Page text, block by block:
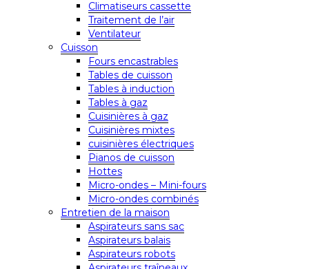
Climatiseurs cassette
Traitement de l’air
Ventilateur
Cuisson
Fours encastrables
Tables de cuisson
Tables à induction
Tables à gaz
Cuisinières à gaz
Cuisinières mixtes
cuisinières électriques
Pianos de cuisson
Hottes
Micro-ondes – Mini-fours
Micro-ondes combinés
Entretien de la maison
Aspirateurs sans sac
Aspirateurs balais
Aspirateurs robots